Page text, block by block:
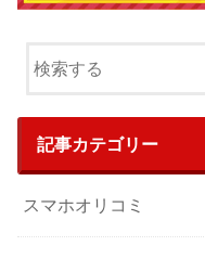
記事カテゴリー
スマホオリコミ